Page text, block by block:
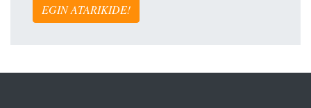
EGIN ATARIKIDE!